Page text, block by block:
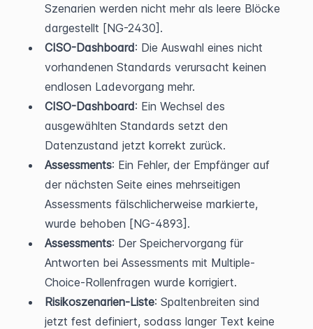
Szenarien werden nicht mehr als leere Blöcke
dargestellt [NG-2430].
CISO-Dashboard: Die Auswahl eines nicht
vorhandenen Standards verursacht keinen
endlosen Ladevorgang mehr.
CISO-Dashboard: Ein Wechsel des
ausgewählten Standards setzt den
Datenzustand jetzt korrekt zurück.
Assessments: Ein Fehler, der Empfänger auf
der nächsten Seite eines mehrseitigen
Assessments fälschlicherweise markierte,
wurde behoben [NG-4893].
Assessments: Der Speichervorgang für
Antworten bei Assessments mit Multiple-
Choice-Rollenfragen wurde korrigiert.
Risikoszenarien-Liste: Spaltenbreiten sind
jetzt fest definiert, sodass langer Text keine